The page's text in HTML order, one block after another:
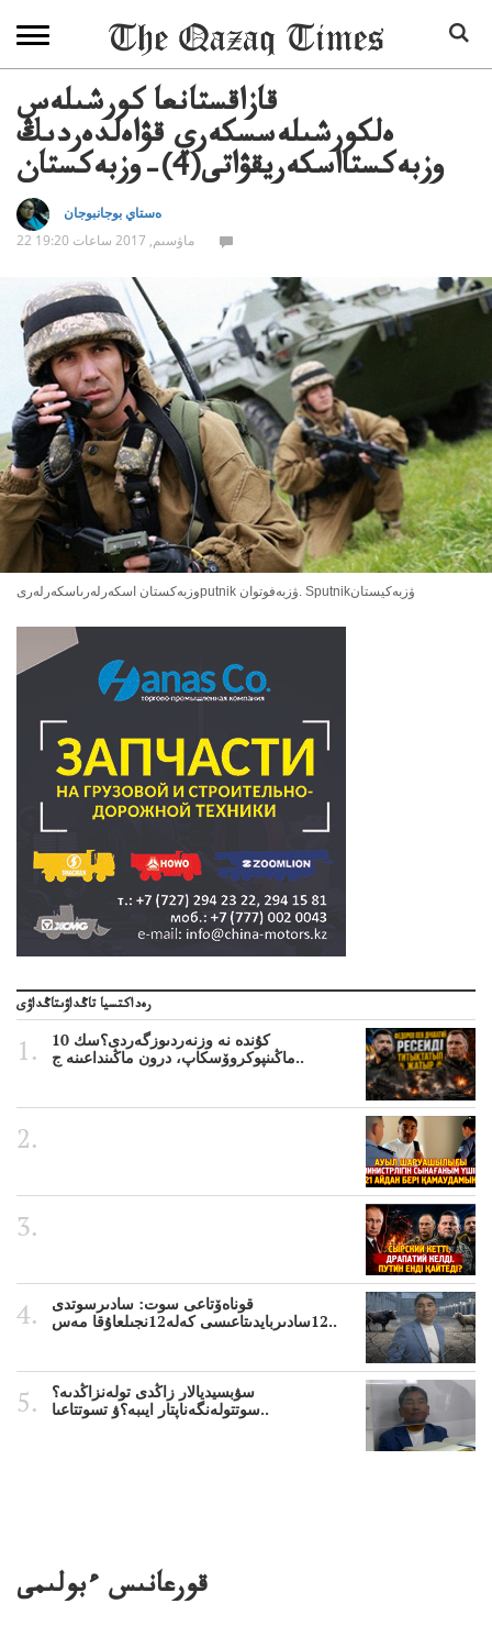
قازاقستانعا كورشىلەس
ەلكورشىلەسسكەري قۋاەلدەردىڭ
وزبەكستااسكەريقۋاتى(4)–وزبەكستان
ەستاي بوجانبوجان
22 ماۋسىم, 2017 ساعات 19:20
وزبەكستان اسكەرلەرىاسكەرلەرىputnik ۋزبەفوتوان. Sputnikۋزبەكيستان
رەداكتسيا تاڭداۋىتاڭداۋى
10 كۇندە نە وزنەردىوزگەردى؟سك
ماڭىنپوكروۆسكاپ، درون ماڭىنداعىنە ج..
قوناەۆتاعى سوت: سادىرسوتدى
12سادىربايدىتاعىسى كەلە12نجىلعاۇقا مەس..
سۋبسيديالار زاڭدى تولەنزاڭدىە؟
سوتتولەنگەناپتار ايىبە؟ۋ تسوتتاعىا..
قورعانىس ءبولىمى